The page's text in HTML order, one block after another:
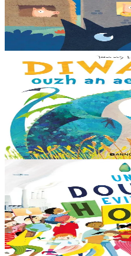
Ur wech e oa tri femoc’h bihan
deiz koulskoude e voe poent da
savet a-ratozh evit ar vugale...
Bannoù-heol
Diwallit ouzh an
Dreistordinal eo ti nevez
amezeien plijus-tre. Sur eo ?... -
al loened all dezhi. Ha...
Er stok13,00 €
Bannoù-heol
Un douar evit an holl
Bras-divent eo hor planedenn ha
deus ouzhin hag ouzhit. Reiñ da
den war hor planedenn a ra al levr